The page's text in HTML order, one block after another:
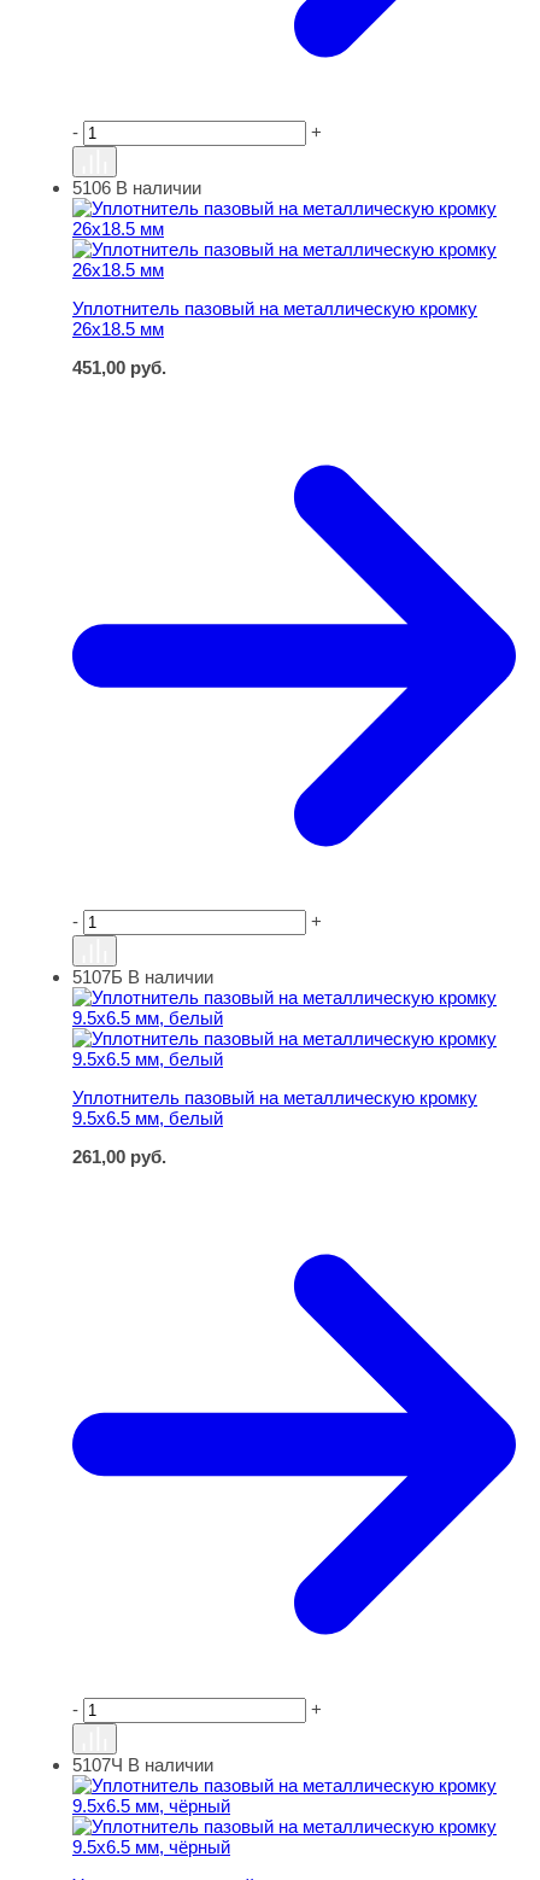
- +
Уплотнитель пазовый на металлическую кромку
5106 В наличии
Уплотнитель пазовый на металлическую кромку
26х18.5 мм
451,00 руб.
- +
Уплотнитель пазовый на металлическую кромку
5107Б В наличии
Уплотнитель пазовый на металлическую кромку
9.5х6.5 мм, белый
261,00 руб.
- +
Уплотнитель пазовый на металлическую кромку
5107Ч В наличии